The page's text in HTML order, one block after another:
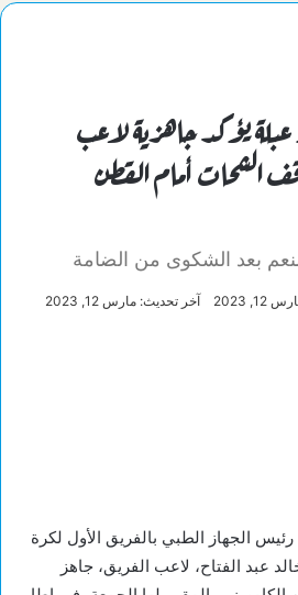
يؤكد جاهزية لاعب
الشحات أمام القطن
بعد الشكوى من الضامة
12, 2023 آخر تحديث: مارس 12, 2023
رئيس الجهاز الطبي بالفريق الأول لكرة
عبد الفتاح، لاعب الفريق، جاهز